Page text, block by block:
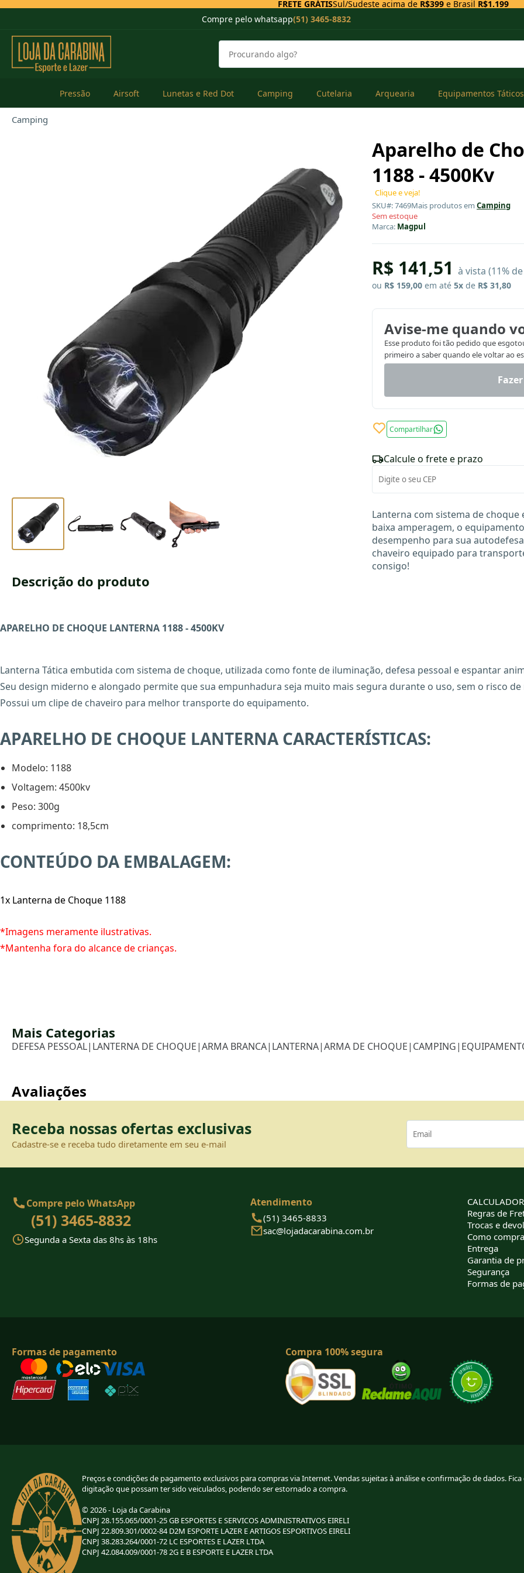
FRETE GRÁTISSul/Sudeste acima de R$399e Brasil R$1.199
Compre pelo whatsapp(51) 3465-8832
Pressão Airsoft Lunetas e Red Dot Camping Cutelaria Arquearia Equipamentos Táticos
Camping
Aparelho de
1188 - 4500Kv
Clique e veja!
SKU#: 7469Mais produtos em Camping
Sem estoque
Marca: Magpul
R$ 141,51 à vista (11%
ou R$ 159,00 em até 5x de R$ 31,80
Avise-me quando
Esse produto foi tão pedido que
primeiro a saber quando ele voltar ao
Compartilhar
Calcule o frete e prazo
Lanterna com sistema de
baixa amperagem, o
desempenho para sua
chaveiro equipado para
consigo!
Descrição do produto
APARELHO DE CHOQUE LANTERNA 1188 - 4500KV
Lanterna Tática embutida com sistema de choque, utilizada como fonte de iluminação, defesa pessoal e espantar
Seu design miderno e alongado permite que sua empunhadura seja muito mais segura durante o uso, sem o risco
Possui um clipe de chaveiro para melhor transporte do equipamento.
APARELHO DE CHOQUE LANTERNA CARACTERÍSTICAS:
Modelo: 1188
Voltagem: 4500kv
Peso: 300g
comprimento: 18,5cm
CONTEÚDO DA EMBALAGEM:
1x Lanterna de Choque 1188
*Imagens meramente ilustrativas.
*Mantenha fora do alcance de crianças.
Mais Categorias
DEFESA PESSOAL| LANTERNA DE CHOQUE|ARMA BRANCA| LANTERNA|ARMA DE CHOQUE| CAMPING|
Avaliações
Receba nossas ofertas exclusivas
Cadastre-se e receba tudo diretamente em seu e-mail
Compre pelo WhatsApp
(51) 3465-8832
Segunda a Sexta das 8hs às 18hs
Atendimento
(51) 3465-8833
sac@lojadacarabina.com.br
Regras de
Trocas e
Como
Entrega
Garantia de
Segurança
Formas de
Formas de pagamento Compra 100% segura
Preços e condições de pagamento exclusivos para compras via Internet. Vendas sujeitas à análise e confirmação de dados.
digitação que possam ter sido veiculados, podendo ser estornado a compra.
© 2026 - Loja da Carabina
CNPJ 28.155.065/0001-25 GB ESPORTES E SERVICOS ADMINISTRATIVOS EIRELI
CNPJ 22.809.301/0002-84 D2M ESPORTE LAZER E ARTIGOS ESPORTIVOS EIRELI
CNPJ 38.283.264/0001-72 LC ESPORTES E LAZER LTDA
CNPJ 42.084.009/0001-78 2G E B ESPORTE E LAZER LTDA